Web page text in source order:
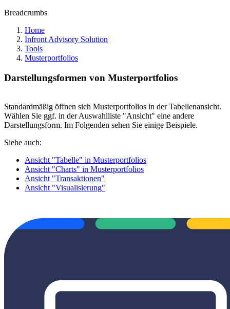
Breadcrumbs
Home
Infront Advisory Solution
Tools
Musterportfolios
Darstellungsformen von Musterportfolios
Standardmäßig öffnen sich Musterportfolios in der Tabellenansicht.
Wählen Sie ggf. in der Auswahlliste "Ansicht" eine andere
Darstellungsform. Im Folgenden sehen Sie einige Beispiele.
Siehe auch:
Ansicht "Tabelle" in Musterportfolios
Ansicht "Charts" in Musterportfolios
Ansicht "Transaktionen"
Ansicht "Visualisierung"